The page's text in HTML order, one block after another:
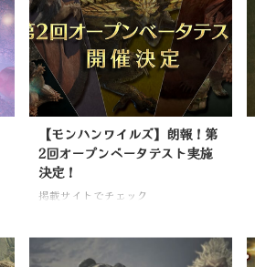
【モンハンワイルズ】朗報！第
2回オープンベータテスト実施
決定！
掲載サイトでチェック